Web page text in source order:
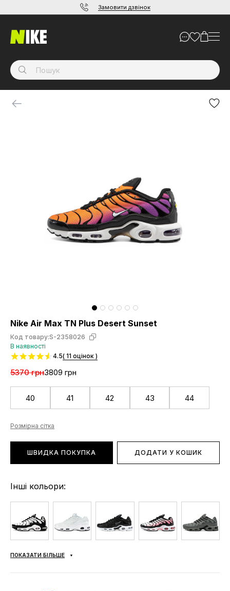
Замовити дзвінок
Nike Air Max TN Plus Desert Sunset
Код товару:S-2358026
В наявності
4.5( 11 оцінок )
5370 грн3809 грн
40 41 42 43 44
Розмірна сітка
ШВИДКА ПОКУПКА ДОДАТИ У КОШИК
Інші кольори:
ПОКАЗАТИ БІЛЬШЕ